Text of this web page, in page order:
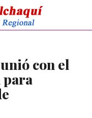
con el
para